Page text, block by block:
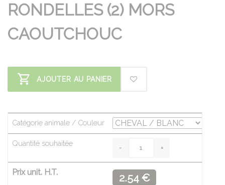
RONDELLES (2) MORS
CAOUTCHOUC
AJOUTER AU PANIER
Catégorie animale / Couleur
Quantité souhaitée
Prix unit. H.T. 2.54 €